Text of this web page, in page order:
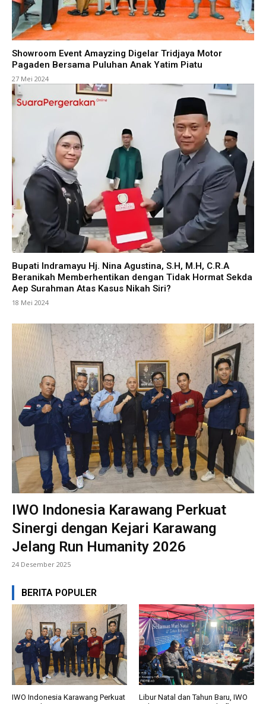
Showroom Event Amayzing Digelar Tridjaya Motor
Pagaden Bersama Puluhan Anak Yatim Piatu
27 Mei 2024
Bupati Indramayu Hj. Nina Agustina, S.H, M.H, C.R.A
Beranikah Memberhentikan dengan Tidak Hormat Sekda
Aep Surahman Atas Kasus Nikah Siri?
18 Mei 2024
IWO Indonesia Karawang Perkuat
Sinergi dengan Kejari Karawang
Jelang Run Humanity 2026
24 Desember 2025
BERITA POPULER
IWO Indonesia Karawang Perkuat
Libur Natal dan Tahun Baru, IWO